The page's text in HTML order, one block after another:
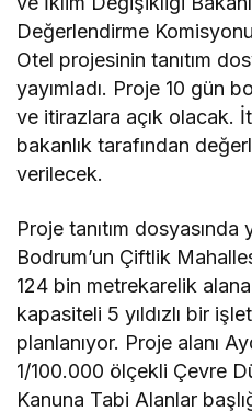
Değerlendirme
Otel projesinin tanıtım
yayımladı. Proje 10 gün
ve itirazlara açık olacak.
bakanlık tarafından
verilecek.
Proje tanıtım
Bodrum’un Çiftlik
124 bin metrekarelik
kapasiteli 5 yıldızlı bir
planlanıyor. Proje alanı
1/100.000 ölçekli Çevre
Kanuna Tabi Alanlar